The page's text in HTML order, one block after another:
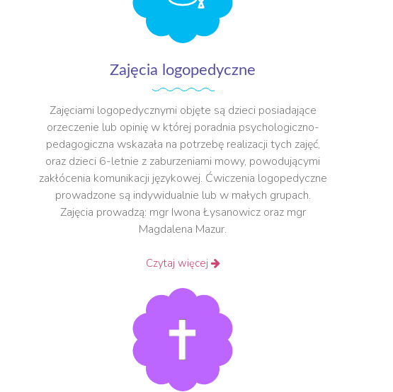
Zajęcia logopedyczne
Zajęciami logopedycznymi objęte są dzieci posiadające
orzeczenie lub opinię w której poradnia psychologiczno-
pedagogiczna wskazała na potrzebę realizacji tych zajęć,
oraz dzieci 6-letnie z zaburzeniami mowy, powodującymi
zakłócenia komunikacji językowej. Ćwiczenia logopedyczne
prowadzone są indywidualnie lub w małych grupach.
Zajęcia prowadzą: mgr Iwona Łysanowicz oraz mgr
Magdalena Mazur.
Czytaj więcej